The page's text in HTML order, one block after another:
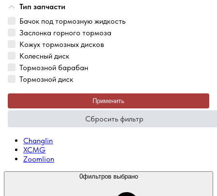
Тип запчасти
Бачок под тормозную жидкость
Заслонка горного тормоза
Кожух тормозных дисков
Колесный диск
Тормозной барабан
Тормозной диск
Применить
Сбросить фильтр
Changlin
XCMG
Zoomlion
0фильтров выбрано